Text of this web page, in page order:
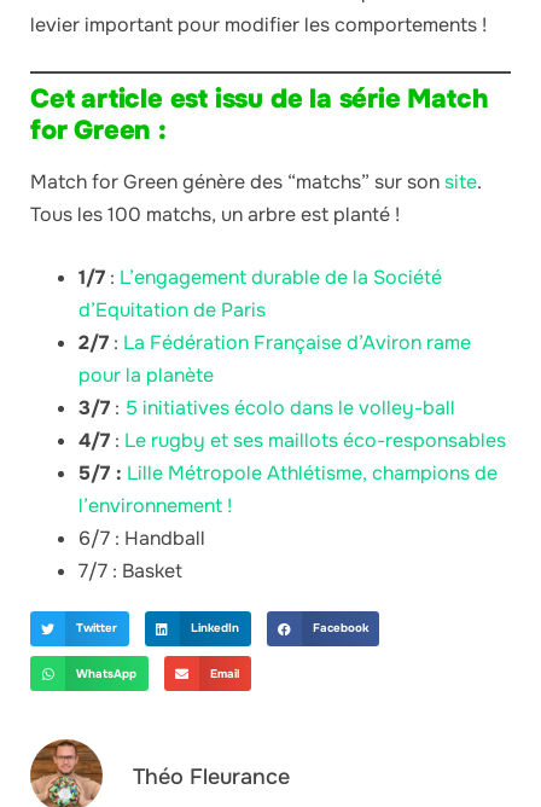
levier important pour modifier les comportements !
Cet article est issu de la série Match
for Green :
Match for Green génère des “matchs” sur sonsite.
Tous les 100 matchs, un arbre est planté !
1/7 : L’engagement durable de la Société
d’Equitation de Paris
2/7 : La Fédération Française d’Aviron rame
pour la planète
3/7 : 5 initiatives écolo dans le volley-ball
4/7 : Le rugby et ses maillots éco-responsables
5/7 : Lille Métropole Athlétisme, champions de
l’environnement !
6/7 : Handball
7/7 : Basket
Twitter LinkedIn Facebook
WhatsApp Email
Théo Fleurance